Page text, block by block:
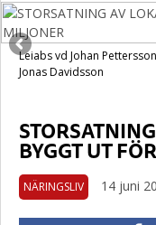
Leiabs vd Johan
Jonas Davidsson
BYGGT UT
NÄRINGSLIV 14 juni